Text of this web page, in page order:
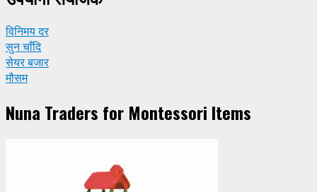
विनिमय दर
सुन चाँदि
सेयर बजार
मौसम
Nuna Traders for Montessori Items